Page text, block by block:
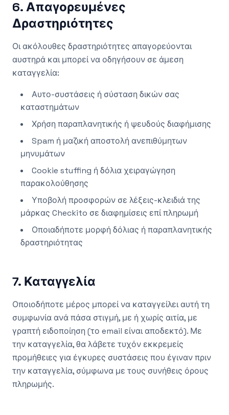
6. Απαγορευμένες
Δραστηριότητες
Οι ακόλουθες δραστηριότητες απαγορεύονται
αυστηρά και μπορεί να οδηγήσουν σε άμεση
καταγγελία:
Αυτο-συστάσεις ή σύσταση δικών σας
καταστημάτων
Χρήση παραπλανητικής ή ψευδούς διαφήμισης
Spam ή μαζική αποστολή ανεπιθύμητων
μηνυμάτων
Cookie stuffing ή δόλια χειραγώγηση
παρακολούθησης
Υποβολή προσφορών σε λέξεις-κλειδιά της
μάρκας Checkito σε διαφημίσεις επί πληρωμή
Οποιαδήποτε μορφή δόλιας ή παραπλανητικής
δραστηριότητας
7. Καταγγελία
Οποιοδήποτε μέρος μπορεί να καταγγείλει αυτή τη
συμφωνία ανά πάσα στιγμή, με ή χωρίς αιτία, με
γραπτή ειδοποίηση (το email είναι αποδεκτό). Με
την καταγγελία, θα λάβετε τυχόν εκκρεμείς
προμήθειες για έγκυρες συστάσεις που έγιναν πριν
την καταγγελία, σύμφωνα με τους συνήθεις όρους
πληρωμής.